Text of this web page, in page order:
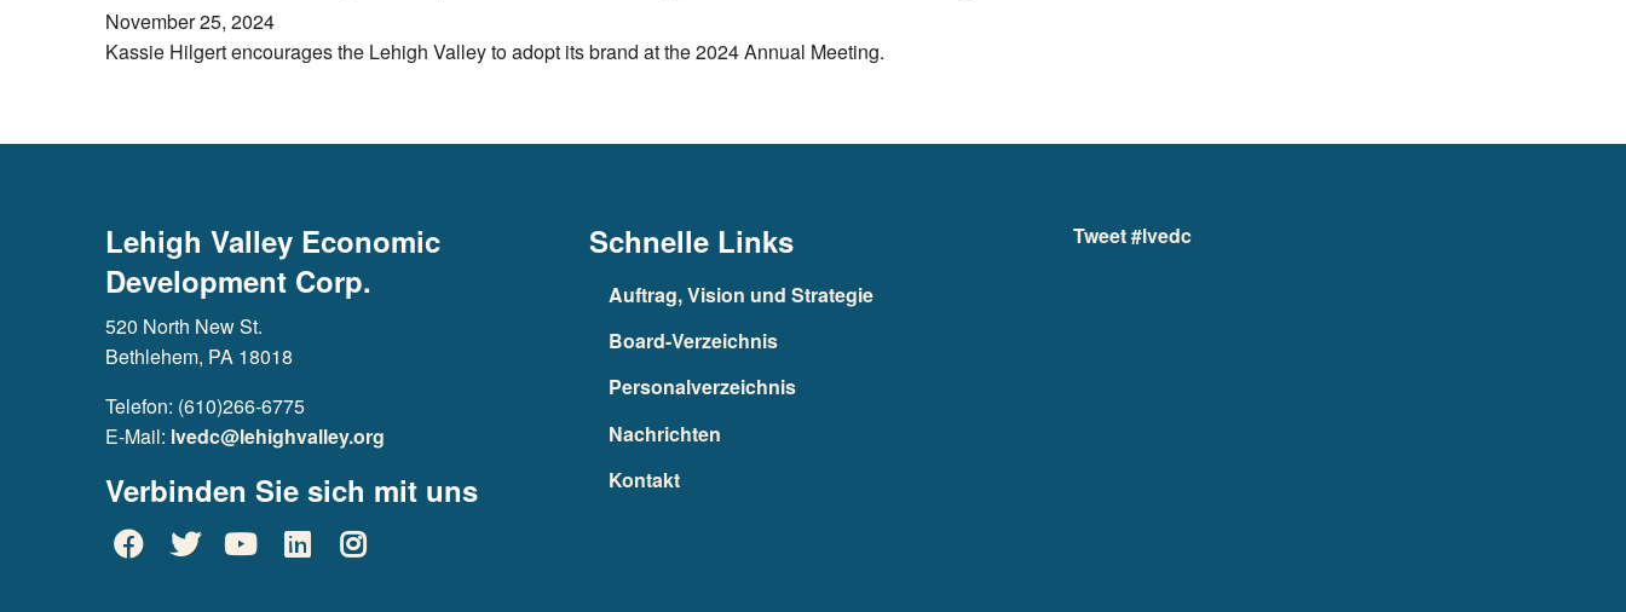
November 25, 2024
Kassie Hilgert encourages the Lehigh Valley to adopt its brand at the 2024 Annual Meeting.
Lehigh Valley Economic
Development Corp.
520 North New St.
Bethlehem, PA 18018
Telefon: (610)266-6775
E-Mail: lvedc@lehighvalley.org
Verbinden Sie sich mit uns
Schnelle Links
Auftrag, Vision und Strategie
Board-Verzeichnis
Personalverzeichnis
Nachrichten
Kontakt
Tweet #lvedc